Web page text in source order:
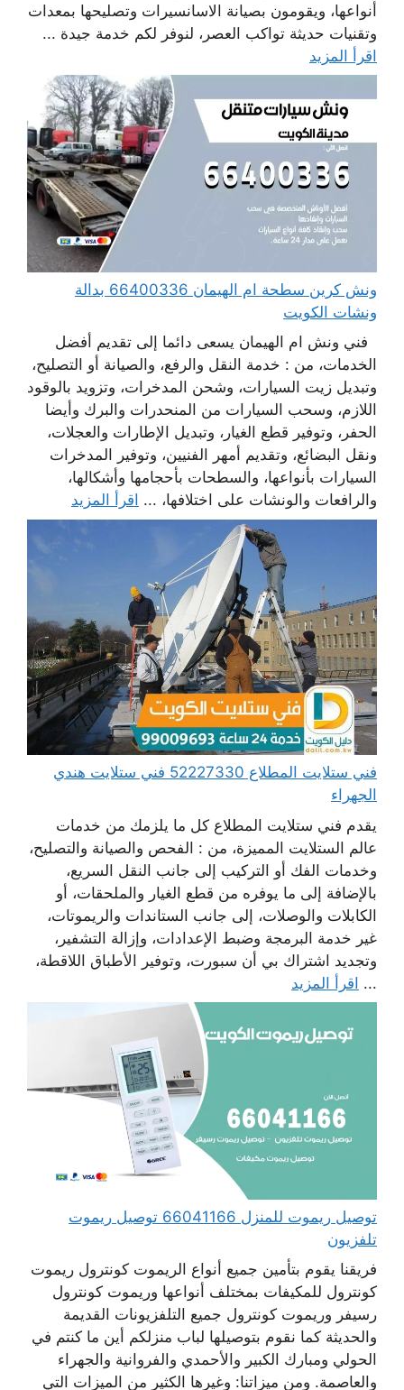
أنواعها، ويقومون بصيانة الاسانسيرات وتصليحها بمعدات
وتقنيات حديثة تواكب العصر، لنوفر لكم خدمة جيدة ...
اقرأ المزيد
ونش كرين سطحة ام الهيمان 66400336 بدالة
ونشات الكويت
فني ونش ام الهيمان يسعى دائما إلى تقديم أفضل
الخدمات، من : خدمة النقل والرفع، والصيانة أو التصليح،
وتبديل زيت السيارات، وشحن المدخرات، وتزويد بالوقود
اللازم، وسحب السيارات من المنحدرات والبرك وأيضا
الحفر، وتوفير قطع الغيار، وتبديل الإطارات والعجلات،
ونقل البضائع، وتقديم أمهر الفنيين، وتوفير المدخرات
السيارات بأنواعها، والسطحات بأحجامها وأشكالها،
والرافعات والونشات على اختلافها، ... اقرأ المزيد
فني ستلايت المطلاع 52227330 فني ستلايت هندي
الجهراء
يقدم فني ستلايت المطلاع كل ما يلزمك من خدمات
عالم الستلايت المميزة، من : الفحص والصيانة والتصليح،
وخدمات الفك أو التركيب إلى جانب النقل السريع،
بالإضافة إلى ما يوفره من قطع الغيار والملحقات، أو
الكابلات والوصلات، إلى جانب الستاندات والريموتات،
غير خدمة البرمجة وضبط الإعدادات، وإزالة التشفير،
وتجديد اشتراك بي أن سبورت، وتوفير الأطباق اللاقطة،
... اقرأ المزيد
توصيل ريموت للمنزل 66041166 توصيل ريموت
تلفزيون
فريقنا يقوم بتأمين جميع أنواع الريموت كونترول ريموت
كونترول للمكيفات بمختلف أنواعها وريموت كونترول
رسيفر وريموت كونترول جميع التلفزيونات القديمة
والحديثة كما نقوم بتوصيلها لباب منزلكم أين ما كنتم في
الحولي ومبارك الكبير والأحمدي والفروانية والجهراء
والعاصمة. ومن ميزاتنا: وغيرها الكثير من الميزات التي